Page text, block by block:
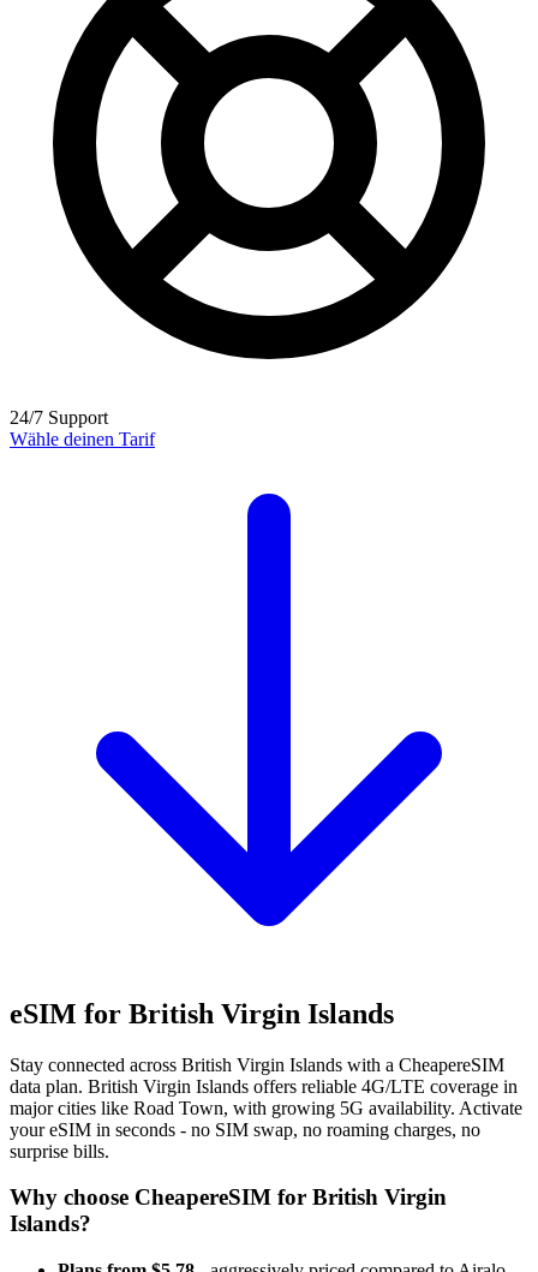
24/7 Support
Wähle deinen Tarif
eSIM for British Virgin Islands
Stay connected across British Virgin Islands with a CheapereSIM
data plan. British Virgin Islands offers reliable 4G/LTE coverage in
major cities like Road Town, with growing 5G availability. Activate
your eSIM in seconds - no SIM swap, no roaming charges, no
surprise bills.
Why choose CheapereSIM for British Virgin
Islands?